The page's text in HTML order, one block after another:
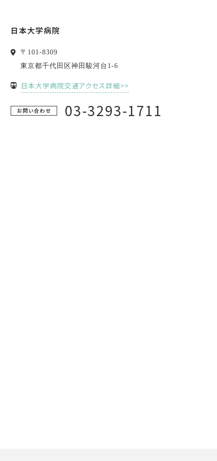
日本大学病院
〒 101-8309
東京都千代田区神田駿河台1-6
日本大学病院交通アクセス詳細>>
お問い合わせ 03-3293-1711